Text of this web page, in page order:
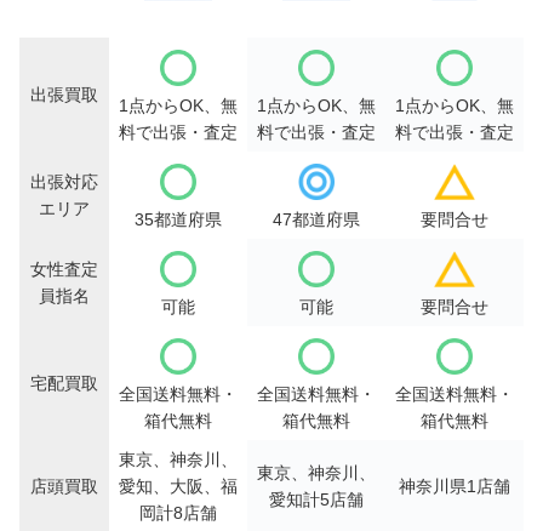
出張買取
1点からOK、無
料で出張・査定
1点からOK、無
料で出張・査定
1点からOK、無
料で出張・査定
出張対応
エリア
35都道府県 47都道府県 要問合せ
女性査定
員指名
可能 可能 要問合せ
宅配買取
全国送料無料・
箱代無料
全国送料無料・
箱代無料
全国送料無料・
箱代無料
店頭買取
東京、神奈川、
愛知、大阪、福
岡計8店舗
東京、神奈川、
愛知計5店舗
神奈川県1店舗